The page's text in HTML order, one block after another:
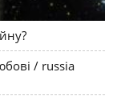
/ russia